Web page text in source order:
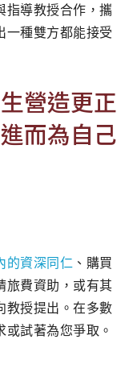
指導教授合作，攜
一種雙方都能接受
營造更正
進而為自己
的資深同仁 、 購買
費資助， 或有其
授提出。 在多數
試著為您爭取。